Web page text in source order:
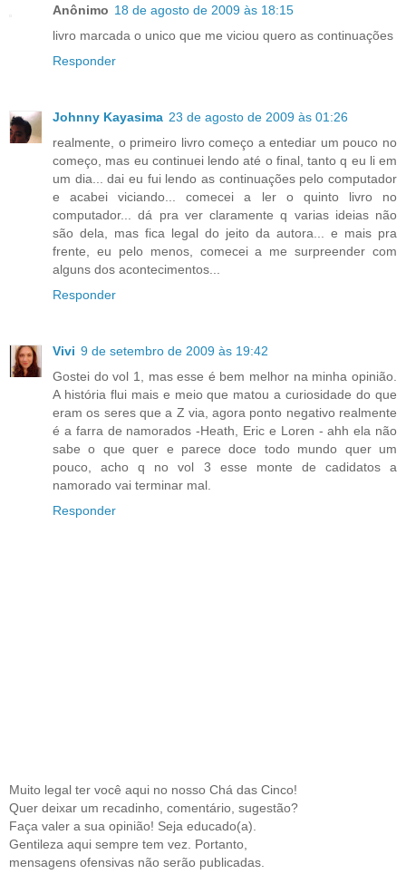
Anônimo 18 de agosto de 2009 às 18:15
livro marcada o unico que me viciou quero as continuações
Responder
Johnny Kayasima 23 de agosto de 2009 às 01:26
realmente, o primeiro livro começo a entediar um pouco no
começo, mas eu continuei lendo até o final, tanto q eu li em
um dia... dai eu fui lendo as continuações pelo computador
e acabei viciando... comecei a ler o quinto livro no
computador... dá pra ver claramente q varias ideias não
são dela, mas fica legal do jeito da autora... e mais pra
frente, eu pelo menos, comecei a me surpreender com
alguns dos acontecimentos...
Responder
Vivi 9 de setembro de 2009 às 19:42
Gostei do vol 1, mas esse é bem melhor na minha opinião.
A história flui mais e meio que matou a curiosidade do que
eram os seres que a Z via, agora ponto negativo realmente
é a farra de namorados -Heath, Eric e Loren - ahh ela não
sabe o que quer e parece doce todo mundo quer um
pouco, acho q no vol 3 esse monte de cadidatos a
namorado vai terminar mal.
Responder
Muito legal ter você aqui no nosso Chá das Cinco!
Quer deixar um recadinho, comentário, sugestão?
Faça valer a sua opinião! Seja educado(a).
Gentileza aqui sempre tem vez. Portanto,
mensagens ofensivas não serão publicadas.